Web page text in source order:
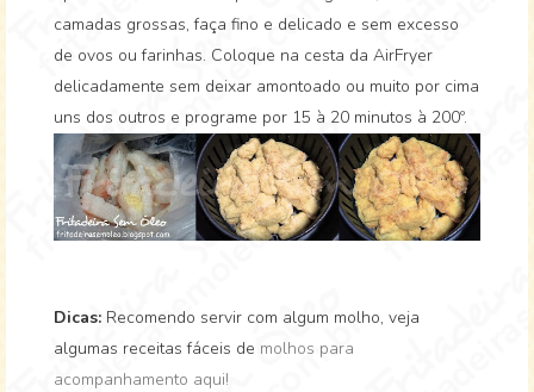
camadas grossas, faça fino e delicado e sem excesso
de ovos ou farinhas. Coloque na cesta da AirFryer
delicadamente sem deixar amontoado ou muito por cima
uns dos outros e programe por 15 à 20 minutos à 200º.
Dicas: Recomendo servir com algum molho, veja
algumas receitas fáceis de molhos para
acompanhamento aqui!